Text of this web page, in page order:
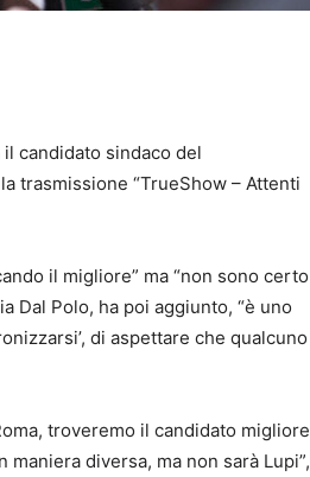
il candidato sindaco del
trasmissione “TrueShow – Attenti
il migliore” ma “non sono certo
Dal Polo, ha poi aggiunto, “è uno
di aspettare che qualcuno
troveremo il candidato migliore
diversa, ma non sarà Lupi”,